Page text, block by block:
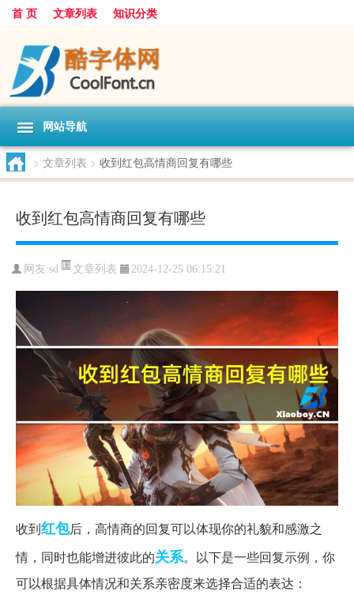
首 页 文章列表 知识分类
网站导航
> 文章列表 > 收到红包高情商回复有哪些
收到红包高情商回复有哪些
网友:sd 文章列表 2024-12-25 06:15:21
收到红包后，高情商的回复可以体现你的礼貌和感激之
情，同时也能增进彼此的关系。以下是一些回复示例，你
可以根据具体情况和关系亲密度来选择合适的表达：